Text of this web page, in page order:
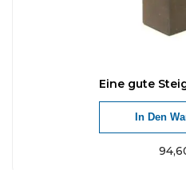
Eine gute
In Den